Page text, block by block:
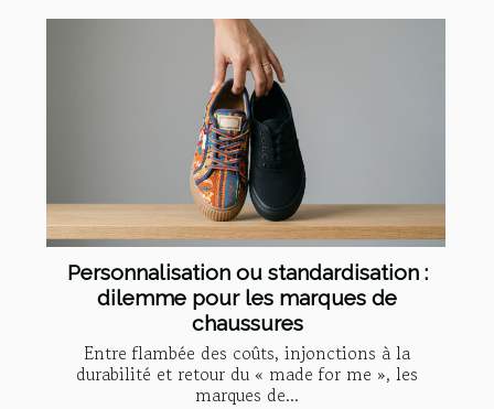
Personnalisation ou standardisation :
dilemme pour les marques de
chaussures
Entre flambée des coûts, injonctions à la
durabilité et retour du « made for me », les
marques de...